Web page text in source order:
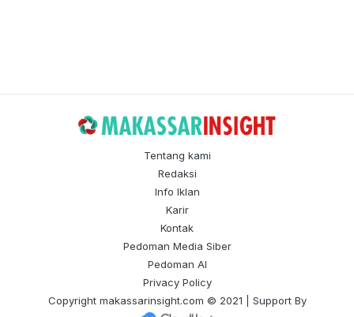
Tentang kami
Redaksi
Info Iklan
Karir
Kontak
Pedoman Media Siber
Pedoman AI
Privacy Policy
Copyright makassarinsight.com © 2021 | Support By